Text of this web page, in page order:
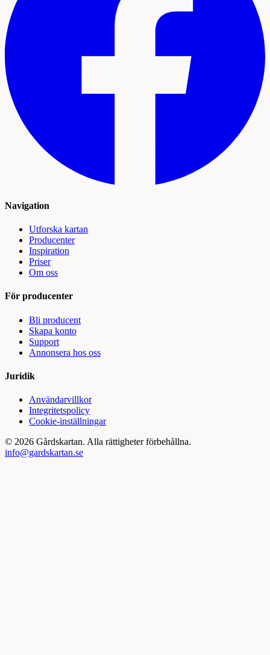
Navigation
Utforska kartan
Producenter
Inspiration
Priser
Om oss
För producenter
Bli producent
Skapa konto
Support
Annonsera hos oss
Juridik
Användarvillkor
Integritetspolicy
Cookie-inställningar
© 2026 Gårdskartan. Alla rättigheter förbehållna.
info@gardskartan.se